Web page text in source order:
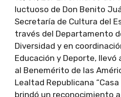
luctuoso de Don Benito
Secretaría de Cultura del
través del Departamento
Diversidad y en
Educación y Deporte, llevó
al Benemérito de las
Lealtad Republicana
brindó un reconocimiento